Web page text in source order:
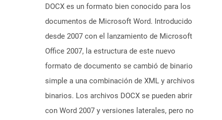
DOCX es un formato bien conocido para los
documentos de Microsoft Word. Introducido
desde 2007 con el lanzamiento de Microsoft
Office 2007, la estructura de este nuevo
formato de documento se cambió de binario
simple a una combinación de XML y archivos
binarios. Los archivos DOCX se pueden abrir
con Word 2007 y versiones laterales, pero no